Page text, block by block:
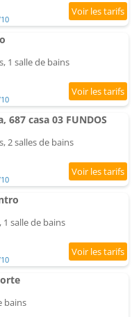
1 salle de bains
687 casa 03 FUNDOS
2 salles de bains
salle de bains
bains